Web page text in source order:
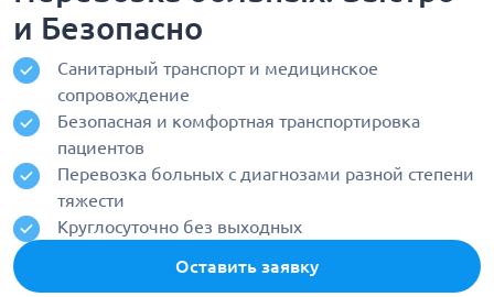
и Безопасно
Санитарный транспорт и медицинское
сопровождение
Безопасная и комфортная транспортировка
пациентов
Перевозка больных с диагнозами разной степени
тяжести
Круглосуточно без выходных
Оставить заявку